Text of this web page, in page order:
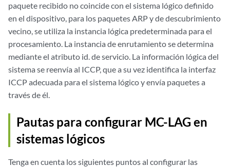
paquete recibido no coincide con el sistema lógico definido
en el dispositivo, para los paquetes ARP y de descubrimiento
vecino, se utiliza la instancia lógica predeterminada para el
procesamiento. La instancia de enrutamiento se determina
mediante el atributo id. de servicio. La información lógica del
sistema se reenvía al ICCP, que a su vez identifica la interfaz
ICCP adecuada para el sistema lógico y envía paquetes a
través de él.
Pautas para configurar MC-LAG en
sistemas lógicos
Tenga en cuenta los siguientes puntos al configurar las